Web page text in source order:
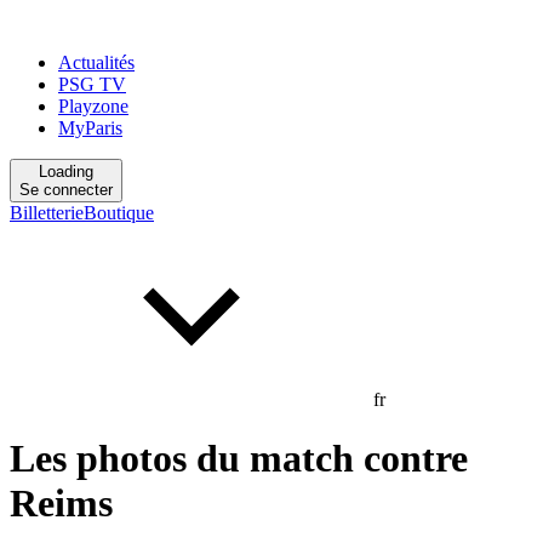
Actualités
PSG TV
Playzone
MyParis
Loading
Se connecter
BilletterieBoutique
fr
Les photos du match contre
Reims